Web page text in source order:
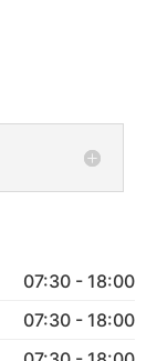
07:30 - 18:00
07:30 - 18:00